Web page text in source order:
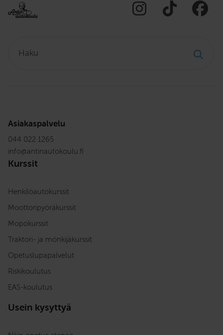
Asiakaspalvelu
044 022 1265
info@antinautokoulu.fi
Kurssit
Henkilöautokurssit
Moottoripyöräkurssit
Mopokurssit
Traktori- ja mönkijäkurssit
Opetuslupapalvelut
Riskikoulutus
EAS-koulutus
Usein kysyttyä